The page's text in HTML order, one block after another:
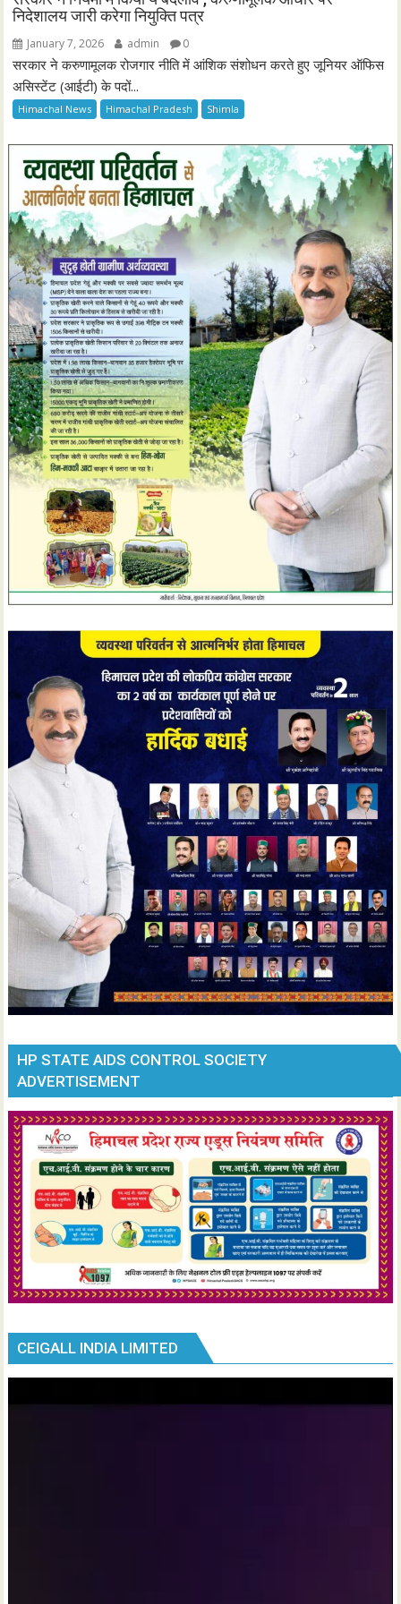
निदेशालय जारी करेगा नियुक्ति पत्र
January 7, 2026 admin 0
सरकार ने करुणामूलक रोजगार नीति में आंशिक संशोधन करते हुए जूनियर ऑफिस
असिस्टेंट (आईटी) के पदों...
Himachal News Himachal Pradesh Shimla
HP STATE AIDS CONTROL SOCIETY
ADVERTISEMENT
CEIGALL INDIA LIMITED